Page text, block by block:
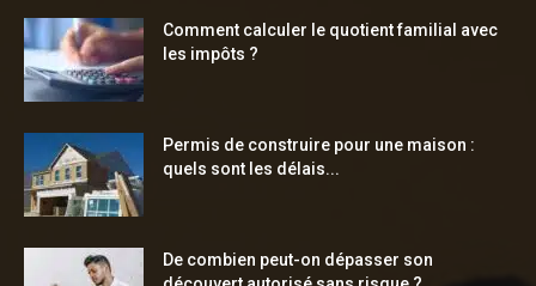
Comment calculer le quotient familial avec
les impôts ?
Permis de construire pour une maison :
quels sont les délais...
De combien peut-on dépasser son